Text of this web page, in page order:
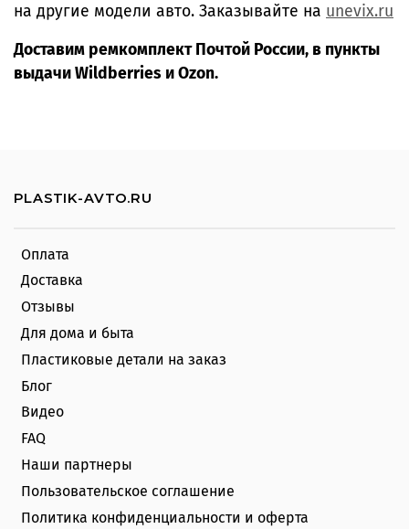
на другие модели авто. Заказывайте на unevix.ru
Доставим ремкомплект Почтой России, в пункты
выдачи Wildberries и Ozon.
Оплата
Доставка
Отзывы
Для дома и быта
Пластиковые детали на заказ
Блог
Видео
FAQ
Наши партнеры
Пользовательское соглашение
Политика конфиденциальности и оферта
PLASTIK-AVTO.RU